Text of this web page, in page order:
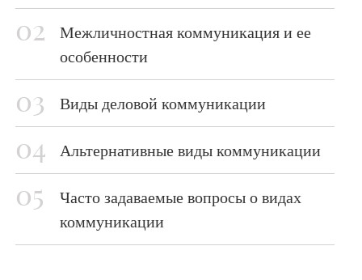
Межличностная коммуникация и ее
особенности
Виды деловой коммуникации
Альтернативные виды коммуникации
Часто задаваемые вопросы о видах
коммуникации